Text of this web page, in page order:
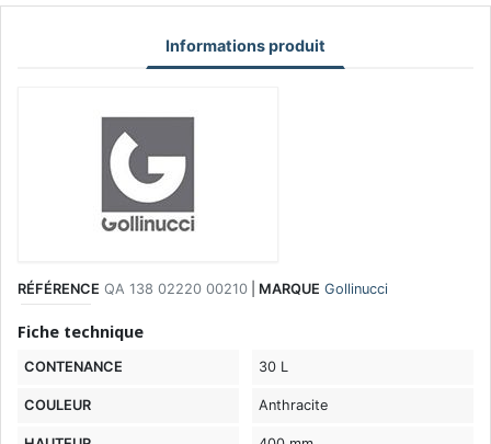
Informations produit
RÉFÉRENCE QA 138 02220 00210 MARQUE Gollinucci
Fiche technique
CONTENANCE 30 L
COULEUR Anthracite